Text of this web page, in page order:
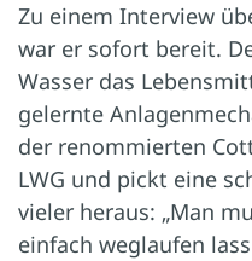
Zu einem Interview
war er sofort bereit.
Wasser das
gelernte
der renommierten
LWG und pickt eine
vieler heraus: „Man
einfach weglaufen